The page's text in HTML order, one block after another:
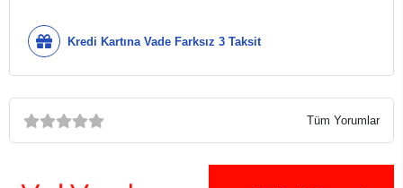
Kredi Kartına Vade Farksız 3 Taksit
Tüm Yorumlar